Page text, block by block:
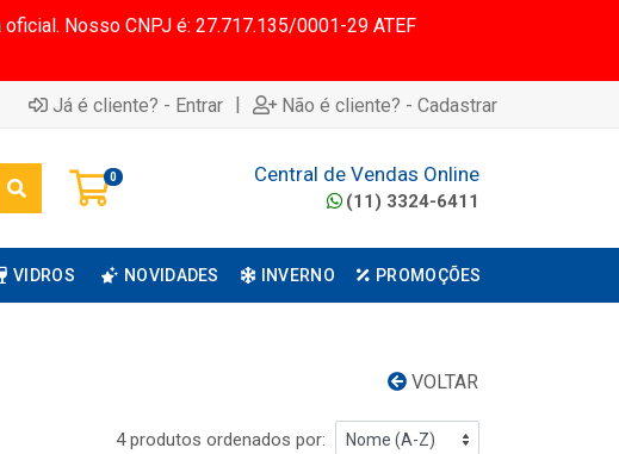
Nosso CNPJ é: 27.717.135/0001-29 ATEF
Já é cliente? - Entrar | Não é cliente? - Cadastrar
0 Central de Vendas Online
(11) 3324-6411
VIDROS NOVIDADES INVERNO PROMOÇÕES
VOLTAR
4 produtos ordenados por: